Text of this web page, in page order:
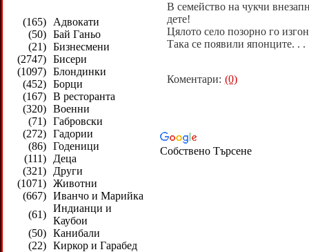
(165)
Адвокати
(50) Бай Ганьо
(21) Бизнесмени
(2747) Бисери
(1097) Блондинки
(452) Борци
(167) В ресторанта
(320) Военни
(71) Габровски
(272) Гадории
(86) Годеници
(111)
Деца
(321)
Други
(1071) Животни
(667) Иванчо и Марийка
(61)
Индианци и
Каубои
(50) Канибали
(22) Киркор и Гарабед
В семейство на чукчи
дете!
Цялото село позорно го
Така се появили японците. . .
Коментари: (0)
Собствено Търсене